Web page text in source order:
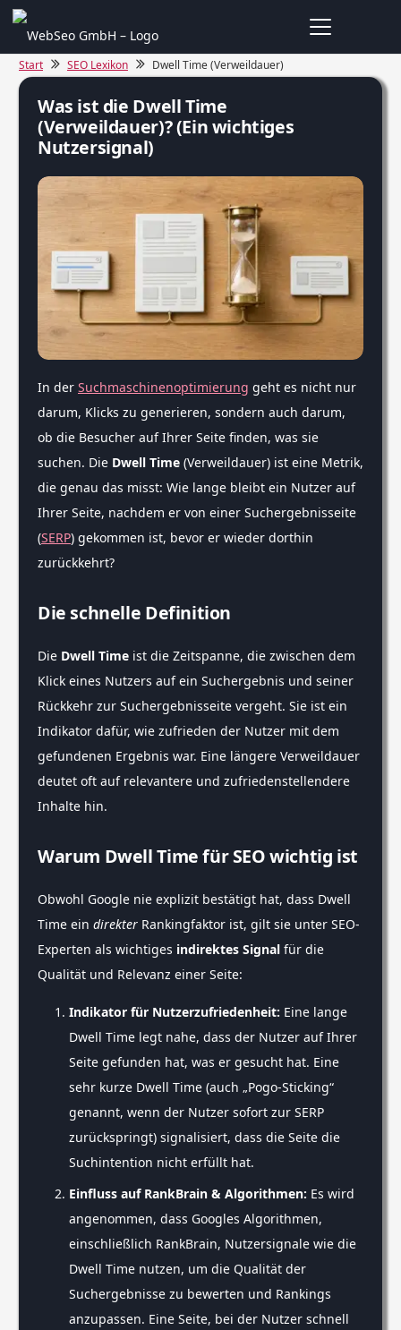
Start SEO Lexikon Dwell Time (Verweildauer)
Was ist die Dwell Time
(Verweildauer)? (Ein wichtiges
Nutzersignal)
In der Suchmaschinenoptimierung geht es nicht nur
darum, Klicks zu generieren, sondern auch darum,
ob die Besucher auf Ihrer Seite finden, was sie
suchen. Die Dwell Time (Verweildauer) ist eine Metrik,
die genau das misst: Wie lange bleibt ein Nutzer auf
Ihrer Seite, nachdem er von einer Suchergebnisseite
(SERP) gekommen ist, bevor er wieder dorthin
zurückkehrt?
Die schnelle Definition
Die Dwell Time ist die Zeitspanne, die zwischen dem
Klick eines Nutzers auf ein Suchergebnis und seiner
Rückkehr zur Suchergebnisseite vergeht. Sie ist ein
Indikator dafür, wie zufrieden der Nutzer mit dem
gefundenen Ergebnis war. Eine längere Verweildauer
deutet oft auf relevantere und zufriedenstellendere
Inhalte hin.
Warum Dwell Time für SEO wichtig ist
Obwohl Google nie explizit bestätigt hat, dass Dwell
Time ein direkter Rankingfaktor ist, gilt sie unter SEO-
Experten als wichtiges indirektes Signal für die
Qualität und Relevanz einer Seite:
Indikator für Nutzerzufriedenheit: Eine lange
Dwell Time legt nahe, dass der Nutzer auf Ihrer
Seite gefunden hat, was er gesucht hat. Eine
sehr kurze Dwell Time (auch „Pogo-Sticking“
genannt, wenn der Nutzer sofort zur SERP
zurückspringt) signalisiert, dass die Seite die
Suchintention nicht erfüllt hat.
Einfluss auf RankBrain & Algorithmen: Es wird
angenommen, dass Googles Algorithmen,
einschließlich RankBrain, Nutzersignale wie die
Dwell Time nutzen, um die Qualität der
Suchergebnisse zu bewerten und Rankings
anzupassen. Eine Seite, bei der Nutzer schnell